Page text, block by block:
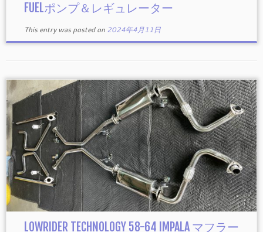
FUELポンプ＆レギュレーター
This entry was posted on 2024年4月11日
LOWRIDER TECHNOLOGY 58-64 IMPALA マフラー